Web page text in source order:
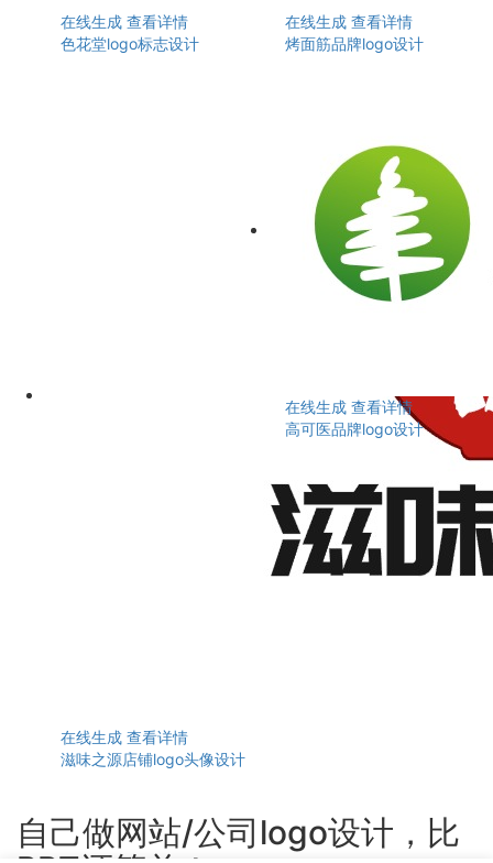
在线生成 查看详情
色花堂logo标志设计
在线生成 查看详情
烤面筋品牌logo设计
在线生成 查看详情
滋味之源店铺logo头像设计
在线生成 查看详情
高可医品牌logo设计
自己做网站/公司logo设计，比